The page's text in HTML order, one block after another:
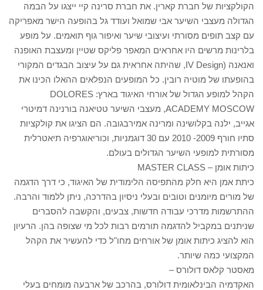
הקולקציות של חברת קארין. את חברת סרינה קיי ייצגו על הבמה
הגדולה מעצבי השיער אבי שמואל ועודד גל בהופעה הישר מאפריקה
עם קצב תופים מסורתי ועיצובי שיער ואיפור גוף תואמים. על מופע
בלרינות מרשים היו אחראים המאפר פליקס שטיין ומעצבת האופנה
ואנאנה (IV Design, שהיתה אחראית גם על עיצוב הבגדים המקורי
בהופעתו של מוטיה רובין. כל המופעים הנפלאים ההאלו הכינו את
הקהל למופע הגדול של אורחי האיגוד בארץ: DOLORES
ACADEMY MOSCOW, מעצבי השיער טטיאנה בורנינה דמיטרי
אגייב, ילנה בקלושינה ומרינה אמירבגובה. הם הציגו את קולקציות
סתיו חורף 2009- 2010 עם 30 דוגמניות, וכוריאוגרפיה תיאטרלית
מסורתית למופעי השיער הגדולים בעולם.
כיתות אומן – MASTER CLASS
כיתת אמן היא חלק מהתפיסה הלימודית של האיגוד, כי דרך הדגמה
של מורים מיומנים וטובים ובעלי ניסיון בהדרכה, ניתן ללמוד והרבה.
ההתרשמות מדרכי עבודה חדשות, צבעים, והקשבה להסברים
שניתנים במקביל להדגמה תורמים רבות לכל מי שצופה בהן. הרעיון
הוא להציג כיתות אומן של אורחים מחו"ל כדי להעשיר את הקהל
המקצועי כמה שיותר.
מאסטר קלאס דולורס –
האקדמיה הבינלאומית דולורס, בהרכב של ארבעה מומחים בעלי